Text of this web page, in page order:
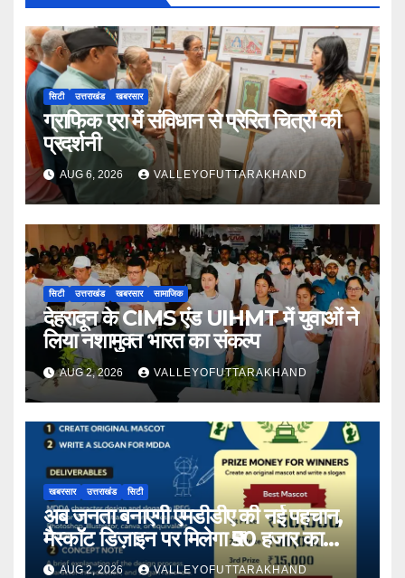
सिटी उत्तराखंड खबरसार
ग्राफिक एरा में संविधान से प्रेरित चित्रों की
प्रदर्शनी
AUG 6, 2026 VALLEYOFUTTARAKHAND
सिटी उत्तराखंड खबरसार सामाजिक
देहरादून के CIMS एंड UIHMT में युवाओं ने
लिया नशामुक्त भारत का संकल्प
AUG 2, 2026 VALLEYOFUTTARAKHAND
खबरसार उत्तराखंड सिटी
अब जनता बनाएगी एमडीडीए की नई पहचान,
मैस्कॉट डिज़ाइन पर मिलेगा ₹50 हजार का
इनाम
AUG 2, 2026 VALLEYOFUTTARAKHAND